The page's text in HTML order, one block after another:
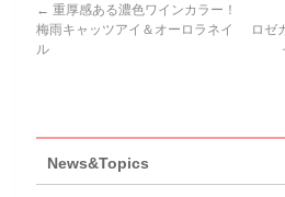
← 重厚感ある濃色ワインカラー！
梅雨キャッツアイ＆オーロラネイ
ル
ロゼ
News&Topics